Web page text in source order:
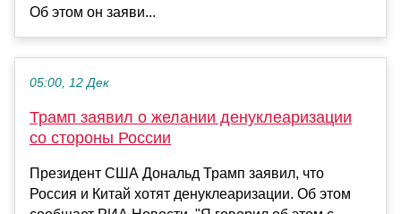
Об этом он заяви...
05:00, 12 Дек
Трамп заявил о желании денуклеаризации
со стороны России
Президент США Дональд Трамп заявил, что
Россия и Китай хотят денуклеаризации. Об этом